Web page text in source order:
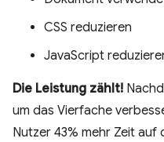
CSS reduzieren
JavaScript
Die Leistung zählt!
um das Vierfache
Nutzer 43% mehr Zeit auf